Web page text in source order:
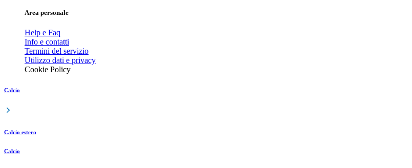
Area personale
Help e Faq
Info e contatti
Termini del servizio
Utilizzo dati e privacy
Cookie Policy
Calcio
Calcio estero
Calcio